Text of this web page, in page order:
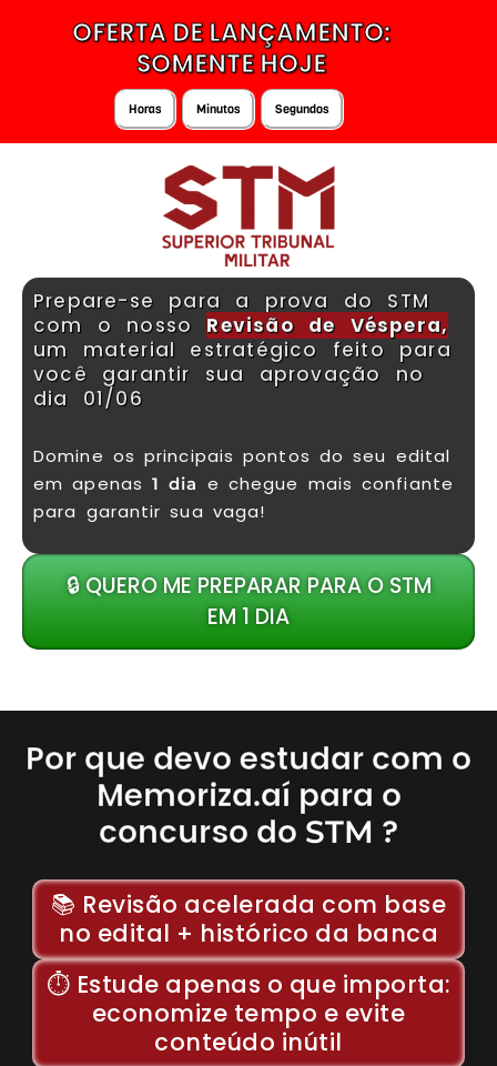
OFERTA DE LANÇAMENTO:
SOMENTE HOJE
Horas Minutos Segundos
Prepare-se para a prova do STM
com o nosso Revisão de Véspera,
um material estratégico feito para
você garantir sua aprovação no
dia 01/06
Domine os principais pontos do seu edital
em apenas 1 dia e chegue mais confiante
para garantir sua vaga!
🔒 QUERO ME PREPARAR PARA O STM
EM 1 DIA
Por que devo estudar com o
Memoriza.aí para o
concurso do STM ?
📚 Revisão acelerada com base
no edital + histórico da banca
⏱️ Estude apenas o que importa:
economize tempo e evite
conteúdo inútil